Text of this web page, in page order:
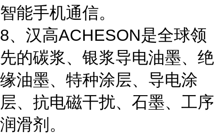
智能手机通信。
8、汉高ACHESON是全球领
先的碳浆、银浆导电油墨、绝
缘油墨、特种涂层、导电涂
层、抗电磁干扰、石墨、工序
润滑剂。